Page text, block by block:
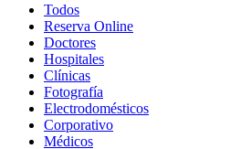
Todos
Reserva Online
Doctores
Hospitales
Clínicas
Fotografía
Electrodomésticos
Corporativo
Médicos